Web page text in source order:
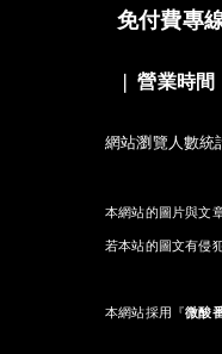
免付費
營業時間
網站瀏覽人數統
本網站的圖片與文
若本站的圖文有侵
本網站採用 『微酸